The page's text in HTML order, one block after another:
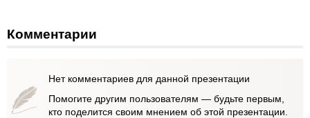
Комментарии
Нет комментариев для данной презентации
Помогите другим пользователям — будьте первым,
кто поделится своим мнением об этой презентации.